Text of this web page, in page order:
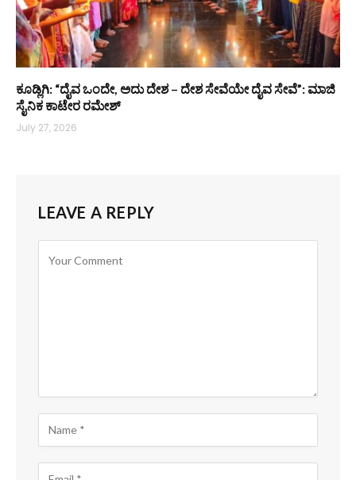
ಕೂಡ್ಲಿಗಿ: “ದೈವ ಒಂದೇ, ಅದು ದೇಶ – ದೇಶ ಸೇವೆಯೇ ದೈವ ಸೇವೆ”: ಮಾಜಿ
ಸೈನಿಕ ಕಾಟೇರ ರಮೇಶ್
July 27, 2026
LEAVE A REPLY